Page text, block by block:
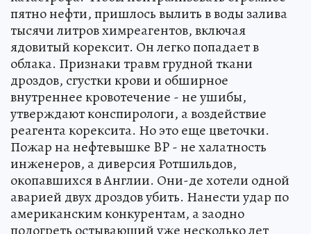
пятно нефти, пришлось вылить в воды залива
тысячи литров химреагентов, включая
ядовитый корексит. Он легко попадает в
облака. Признаки травм грудной ткани
дроздов, сгустки крови и обширное
внутреннее кровотечение - не ушибы,
утверждают конспирологи, а воздействие
реагента корексита. Но это еще цветочки.
Пожар на нефтевышке BP - не халатность
инженеров, а диверсия Ротшильдов,
окопавшихся в Англии. Они-де хотели одной
аварией двух дроздов убить. Нанести удар по
американским конкурентам, а заодно
подогреть остывающий уже несколько лет